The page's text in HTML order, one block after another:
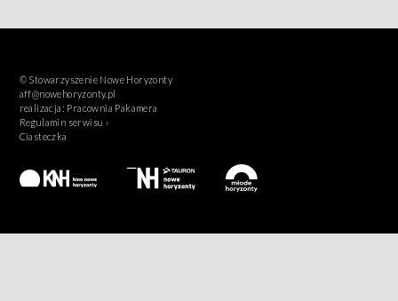
© Stowarzyszenie Nowe Horyzonty
aff@nowehoryzonty.pl
realizacja: Pracownia Pakamera
Regulamin serwisu ›
Ciasteczka